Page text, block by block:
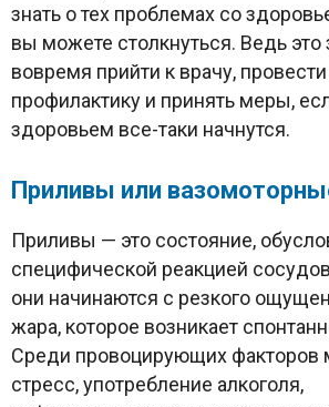
знать о тех проблемах со
вы можете столкнуться. Ведь
вовремя прийти к врачу,
профилактику и принять меры,
здоровьем все-таки начнутся.
Приливы или
Приливы — это состояние,
специфической реакцией
они начинаются с резкого
жара, которое возникает
Среди провоцирующих факторов
стресс, употребление алкоголя,